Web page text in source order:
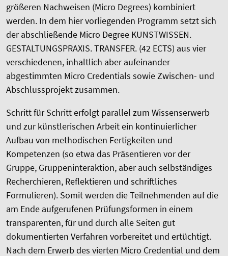
größeren Nachweisen (Micro Degrees) kombiniert
werden. In dem hier vorliegenden Programm setzt sich
der abschließende Micro Degree KUNSTWISSEN.
GESTALTUNGSPRAXIS. TRANSFER. (42 ECTS) aus vier
verschiedenen, inhaltlich aber aufeinander
abgestimmten Micro Credentials sowie Zwischen- und
Abschlussprojekt zusammen.
Schritt für Schritt erfolgt parallel zum Wissenserwerb
und zur künstlerischen Arbeit ein kontinuierlicher
Aufbau von methodischen Fertigkeiten und
Kompetenzen (so etwa das Präsentieren vor der
Gruppe, Gruppeninteraktion, aber auch selbständiges
Recherchieren, Reflektieren und schriftliches
Formulieren). Somit werden die Teilnehmenden auf die
am Ende aufgerufenen Prüfungsformen in einem
transparenten, für und durch alle Seiten gut
dokumentierten Verfahren vorbereitet und ertüchtigt.
Nach dem Erwerb des vierten Micro Credential und dem